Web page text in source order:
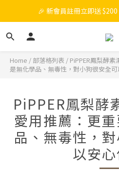
🎉 新會員註冊立即送
🎉 新會員註冊立即送
🎁 滿 $988 贈  PiPPER鳳梨酵
Home / 部落格列表 / PiPPER鳳梨酵
是無化學品、無毒性，對小狗很安全
PiPPER鳳梨酵
愛用推薦：更
品、無毒性，
以安